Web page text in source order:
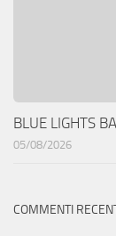
BLUE LIGHTS
05/08/2026
COMMENTI